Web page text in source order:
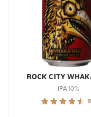
ROCK CITY
IPA 10%